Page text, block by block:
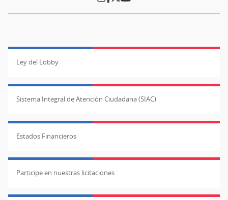
Ley del Lobby
Sistema Integral de Atención Ciudadana (SIAC)
Estados Financieros
Participe en nuestras licitaciones